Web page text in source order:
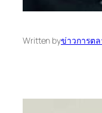
Written byข่าวการตล